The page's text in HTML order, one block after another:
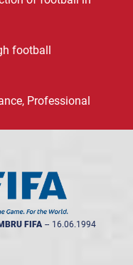
football
Professional
FIFA -- 16.06.1994